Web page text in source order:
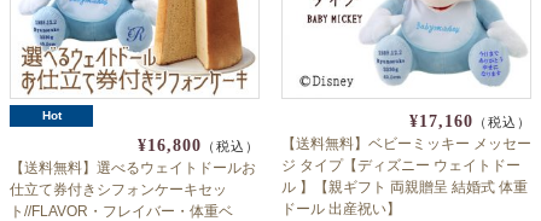
Hot
¥16,800 （税込）
【送料無料】選べるウェイトドールお
仕立て券付きシフォンケーキセッ
ト//FLAVOR・フレイバー・体重ベ
¥17,160 （税込）
【送料無料】ベビーミッキー メッセー
ジ タイプ【ディズニー ウェイトドー
ル 】【親ギフト 両親贈呈 結婚式 体重
ドール 出産祝い】